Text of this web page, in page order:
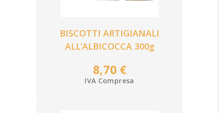
BISCOTTI ARTIGIANALI
ALL’ALBICOCCA 300g
8,70 €
IVA Compresa